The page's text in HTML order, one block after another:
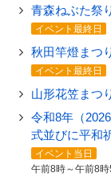
青森ねぶた祭
イベント最終日
秋田竿燈まつ
イベント最終日
山形花笠まつ
令和8年（
式並びに平和
イベント当日
午前8時～午前8